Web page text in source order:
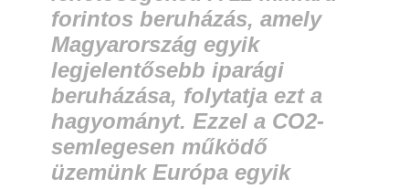
forintos beruházás, amely
Magyarország egyik
legjelentősebb iparági
beruházása, folytatja ezt a
hagyományt. Ezzel a CO2-
semlegesen működő
üzemünk Európa egyik